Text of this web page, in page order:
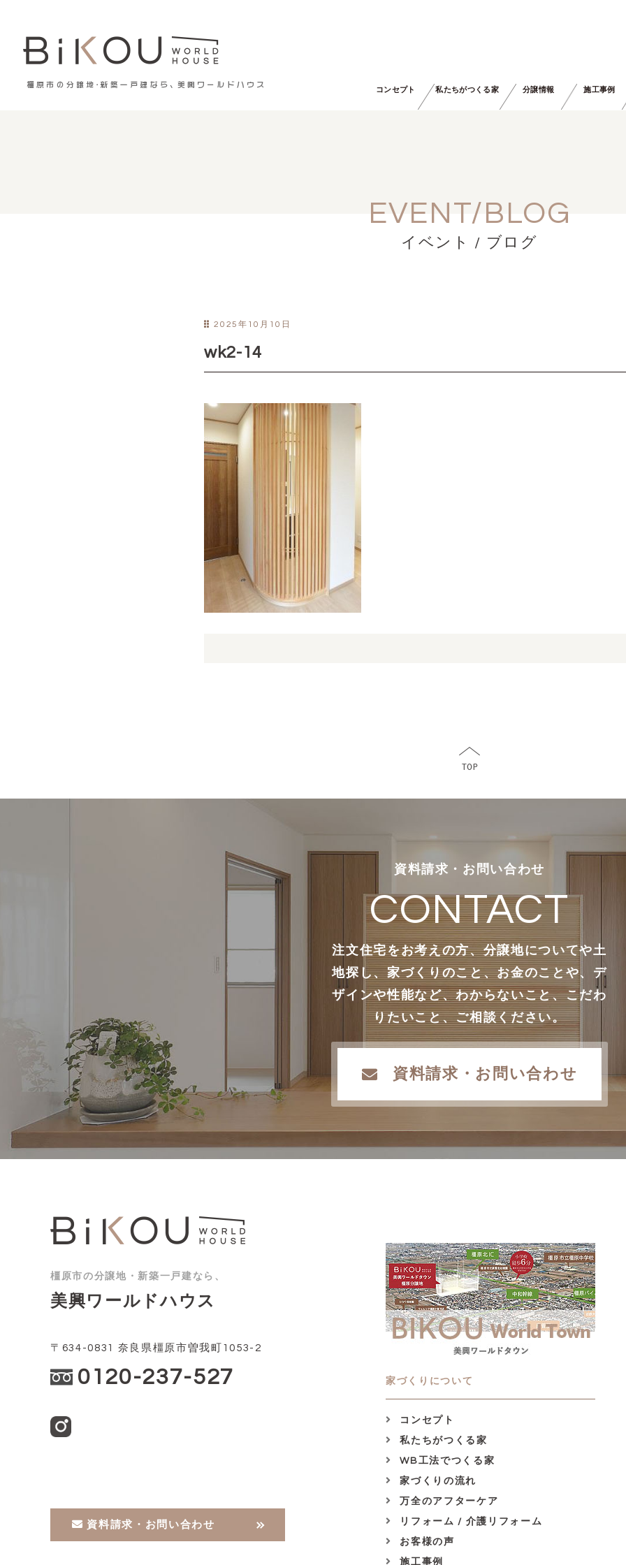
コンセプト 私たちがつくる家 分譲情報 施工事例
EVENT/BLOG
イベント / ブログ
2025年10月10日
wk2-14
資料請求・お問い合わせ
CONTACT
注文住宅をお考えの方、分譲地についてや土
地探し、家づくりのこと、お金のことや、デ
ザインや性能など、わからないこと、こだわ
りたいこと、ご相談ください。
資料請求・お問い合わせ
橿原市の分譲地・新築一戸建なら、
美興ワールドハウス
〒634-0831 奈良県橿原市曽我町1053-2
0120-237-527
資料請求・お問い合わせ
家づくりについて
コンセプト
私たちがつくる家
WB工法でつくる家
家づくりの流れ
万全のアフターケア
リフォーム / 介護リフォーム
お客様の声
施工事例